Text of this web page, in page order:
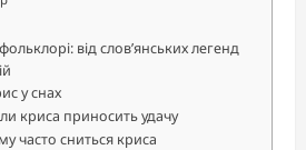
від слов’янських легенд
у снах
криса приносить удачу
часто сниться криса